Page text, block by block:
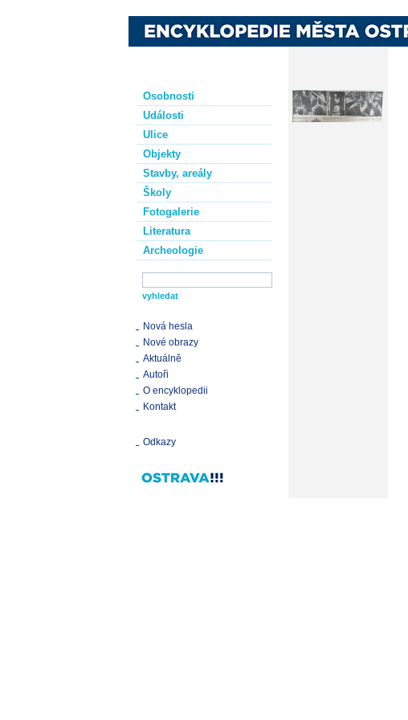
Osobnosti
Události
Ulice
Objekty
Stavby, areály
Školy
Fotogalerie
Literatura
Archeologie
Nová hesla
Nové obrazy
Aktuálně
Autoři
O encyklopedii
Kontakt
Odkazy